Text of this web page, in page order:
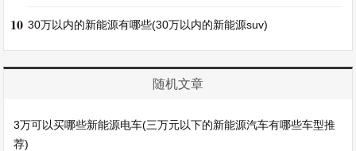
10 30万以内的新能源有哪些(30万以内的新能源suv)
随机文章
3万可以买哪些新能源电车(三万元以下的新能源汽车有哪些车型推
荐)